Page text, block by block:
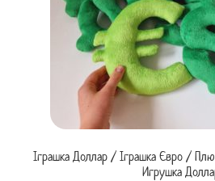
Іграшка Доллар / Іграшка Євро /
Игрушка